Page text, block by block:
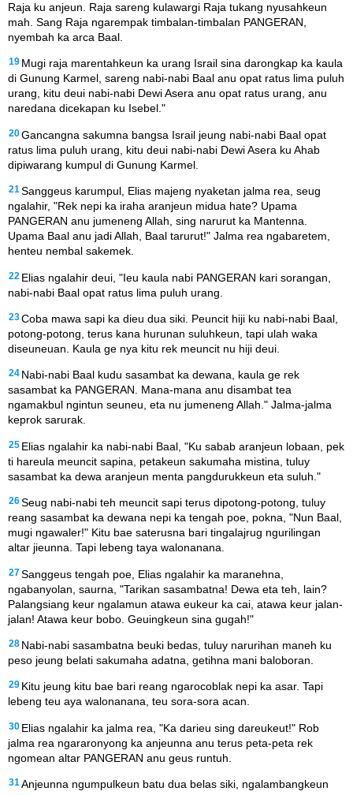
Raja ku anjeun. Raja sareng kulawargi Raja tukang nyusahkeun
mah. Sang Raja ngarempak timbalan-timbalan PANGERAN,
nyembah ka arca Baal.
19 Mugi raja marentahkeun ka urang Israil sina darongkap ka kaula
di Gunung Karmel, sareng nabi-nabi Baal anu opat ratus lima puluh
urang, kitu deui nabi-nabi Dewi Asera anu opat ratus urang, anu
naredana dicekapan ku Isebel."
20Gancangna sakumna bangsa Israil jeung nabi-nabi Baal opat
ratus lima puluh urang, kitu deui nabi-nabi Dewi Asera ku Ahab
dipiwarang kumpul di Gunung Karmel.
21 Sanggeus karumpul, Elias majeng nyaketan jalma rea, seug
ngalahir, "Rek nepi ka iraha aranjeun midua hate? Upama
PANGERAN anu jumeneng Allah, sing narurut ka Mantenna.
Upama Baal anu jadi Allah, Baal tarurut!" Jalma rea ngabaretem,
henteu nembal sakemek.
22 Elias ngalahir deui, "Ieu kaula nabi PANGERAN kari sorangan,
nabi-nabi Baal opat ratus lima puluh urang.
23Coba mawa sapi ka dieu dua siki. Peuncit hiji ku nabi-nabi Baal,
potong-potong, terus kana hurunan suluhkeun, tapi ulah waka
diseuneuan. Kaula ge nya kitu rek meuncit nu hiji deui.
24 Nabi-nabi Baal kudu sasambat ka dewana, kaula ge rek
sasambat ka PANGERAN. Mana-mana anu disambat tea
ngamakbul ngintun seuneu, eta nu jumeneng Allah." Jalma-jalma
keprok sarurak.
25 Elias ngalahir ka nabi-nabi Baal, "Ku sabab aranjeun lobaan, pek
ti hareula meuncit sapina, petakeun sakumaha mistina, tuluy
sasambat ka dewa aranjeun menta pangdurukkeun eta suluh."
26Seug nabi-nabi teh meuncit sapi terus dipotong-potong, tuluy
reang sasambat ka dewana nepi ka tengah poe, pokna, "Nun Baal,
mugi ngawaler!" Kitu bae saterusna bari tingalajrug ngurilingan
altar jieunna. Tapi lebeng taya walonanana.
27Sanggeus tengah poe, Elias ngalahir ka maranehna,
ngabanyolan, saurna, "Tarikan sasambatna! Dewa eta teh, lain?
Palangsiang keur ngalamun atawa eukeur ka cai, atawa keur jalan-
jalan! Atawa keur bobo. Geuingkeun sina gugah!"
28 Nabi-nabi sasambatna beuki bedas, tuluy narurihan maneh ku
peso jeung belati sakumaha adatna, getihna mani baloboran.
29 Kitu jeung kitu bae bari reang ngarocoblak nepi ka asar. Tapi
lebeng teu aya walonanana, teu sora-sora acan.
30 Elias ngalahir ka jalma rea, "Ka darieu sing dareukeut!" Rob
jalma rea ngararonyong ka anjeunna anu terus peta-peta rek
ngomean altar PANGERAN anu geus runtuh.
31 Anjeunna ngumpulkeun batu dua belas siki, ngalambangkeun